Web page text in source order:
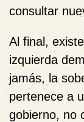
consultar
Al final,
izquierda
jamás, la
pertenece a
gobierno, no